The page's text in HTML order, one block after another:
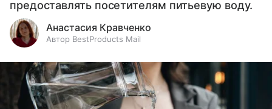
предоставлять посетителям питьевую воду.
Анастасия Кравченко
Автор BestProducts Mail